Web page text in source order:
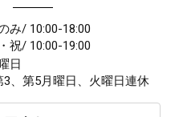
み/ 10:00-18:00
祝/ 10:00-19:00
日
3、第5月曜日、火曜日連休